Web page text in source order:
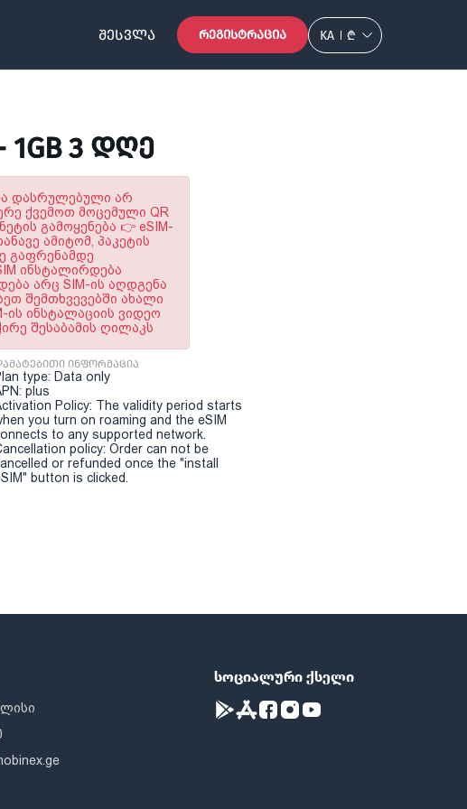
ᲨᲔᲡᲕᲚᲐ ᲠᲔᲒᲘᲡᲢᲠᲐᲪᲘᲐ KA ₾
1GB 3 ᲓᲦᲔ
დასრულებული არ
ქვემოთ მოცემული QR
გამოყენება 👉 eSIM-
ამიტომ, პაკეტის
გაფრენამდე
ინსტალირდება
არც SIM-ის აღდგენა
შემთხვევებში ახალი
ის ინსტალაციის ვიდეო
შესაბამის ღილაკს
ინფორმაცია
type: Data only
plus
Policy: The validity period starts
you turn on roaming and the eSIM
to any supported network.
policy: Order can not be
or refunded once the "install
button is clicked.
სოციალური ქსელი